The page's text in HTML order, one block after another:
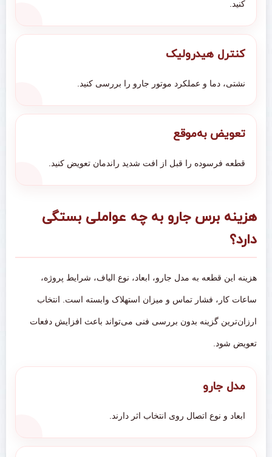
کنید.
کنترل هیدرولیک
نشتی، دما و عملکرد موتور جارو را بررسی کنید.
تعویض به‌موقع
قطعه فرسوده را قبل از افت شدید راندمان تعویض کنید.
هزینه برس جارو به چه عواملی بستگی
دارد؟
هزینه این قطعه به مدل جارو، ابعاد، نوع الیاف، شرایط پروژه،
ساعات کار، فشار تماس و میزان استهلاک وابسته است. انتخاب
ارزان‌ترین گزینه بدون بررسی فنی می‌تواند باعث افزایش دفعات
تعویض شود.
مدل جارو
ابعاد و نوع اتصال روی انتخاب اثر دارند.